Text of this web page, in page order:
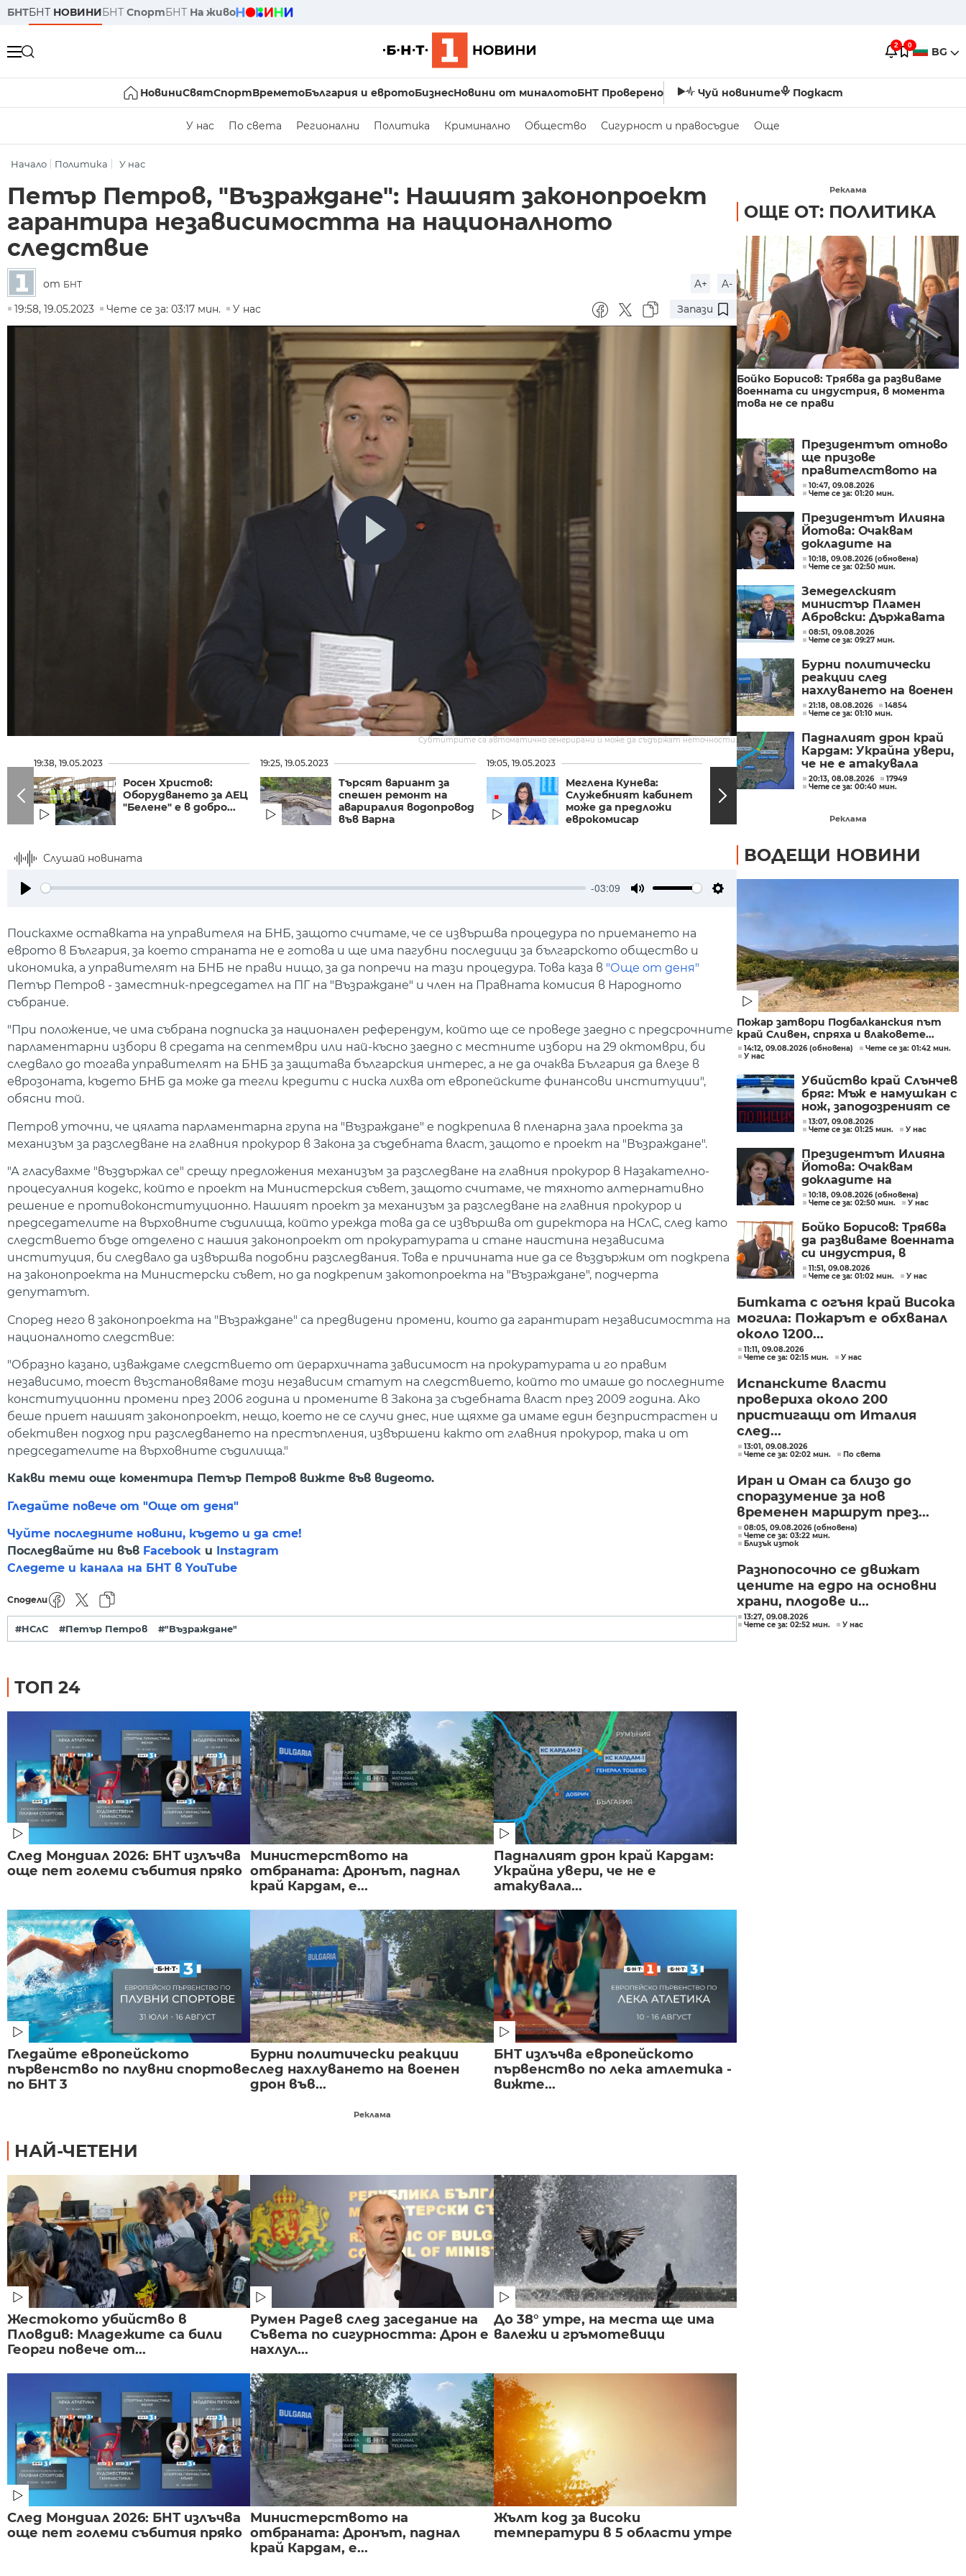
БНТБНТ НОВИНИБНТ СпортБНТ На живо
2 0 BG
НовиниСвятСпортВреметоБългария и евротоБизнесНовини от миналотоБНТ Проверено Чуй новините Подкаст
У нас По света Регионални Политика Криминално Общество Сигурност и правосъдие Още
Начало Политика У нас
Петър Петров, "Възраждане": Нашият законопроект
гарантира независимостта на националното
следствие
от БНТ A+
A-
19:58, 19.05.2023
Чете се за: 03:17 мин. У нас Запази
Субтитрите са автоматично генерирани и може да съдържат неточности.
19:38, 19.05.2023
Росен Христов:
Оборудването за АЕЦ
"Белене" е в добро...
19:25, 19.05.2023
Търсят вариант за
спешен ремонт на
авариралия водопровод
във Варна
19:05, 19.05.2023
Меглена Кунева:
Служебният кабинет
може да предложи
еврокомисар
18:37, 19.05.2023
Илияна Йотова: Дали
ще има правителство
които...
Слушай новината
-03:09
Поискахме оставката на управителя на БНБ, защото считаме, че се извършва процедура по приемането на
еврото в България, за което страната не е готова и ще има пагубни последици за българското общество и
икономика, а управителят на БНБ не прави нищо, за да попречи на тази процедура. Това каза в "Още от деня"
Петър Петров - заместник-председател на ПГ на "Възраждане" и член на Правната комисия в Народното
събрание.
"При положение, че има събрана подписка за национален референдум, който ще се проведе заедно с предсрочните
парламентарни избори в средата на септември или най-късно заедно с местните избори на 29 октомври, би
следвало до тогава управителят на БНБ за защитава българския интерес, а не да очаква България да влезе в
еврозоната, където БНБ да може да тегли кредити с ниска лихва от европейските финансови институции",
обясни той.
Петров уточни, че цялата парламентарна група на "Възраждане" е подкрепила в пленарна зала проекта за
механизъм за разследване на главния прокурор в Закона за съдебната власт, защото е проект на "Възраждане".
"А гласувахме "въздържал се" срещу предложения механизъм за разследване на главния прокурор в Назакателно-
процесуалния кодекс, който е проект на Министерския съвет, защото считаме, че тяхното алтернативно
решение е противоконституционно. Нашият проект за механизъм за разследване на главния прокурор и
председателите на върховните съдилища, който урежда това да се извършва от директора на НСлС, след като
следствието бъде отделено с нашия законопроект от прокуратурата и стане наистина независима
институция, би следвало да извършва подобни разследвания. Това е причината ние да се въздържим от подкрепа
на законопроекта на Министерски съвет, но да подкрепим закотопроекта на "Възраждане", подчерта
депутатът.
Според него в законопроекта на "Възраждане" са предвидени промени, които да гарантират независимостта на
националното следствие:
"Образно казано, изваждаме следствието от йерархичната зависимост на прокуратурата и го правим
независимо, тоест възстановяваме този независим статут на следствието, който то имаше до последните
конституционни промени през 2006 година и промените в Закона за съдебната власт през 2009 година. Ако
беше приет нашият законопроект, нещо, което не се случи днес, ние щяхме да имаме един безпристрастен и
обективен подход при разследването на престъпления, извършени както от главния прокурор, така и от
председателите на върховните съдилища."
Какви теми още коментира Петър Петров вижте във видеото.
Гледайте повече от "Още от деня"
Чуйте последните новини, където и да сте!
Последвайте ни във Facebook и Instagram
Следете и канала на БНТ в YouTube
Сподели
#НСлС #Петър Петров #"Възраждане"
ТОП 24
След Мондиал 2026: БНТ излъчва
още пет големи събития пряко
Министерството на
отбраната: Дронът, паднал
край Кардам, е...
Падналият дрон край Кардам:
Украйна увери, че не е
атакувала...
Гледайте европейското
първенство по плувни спортове
по БНТ 3
Бурни политически реакции
след нахлуването на военен
дрон във...
БНТ излъчва европейското
първенство по лека атлетика -
вижте...
Реклама
НАЙ-ЧЕТЕНИ
Жестокото убийство в
Пловдив: Младежите са били
Георги повече от...
Румен Радев след заседание на
Съвета по сигурността: Дрон е
нахлул...
До 38° утре, на места ще има
валежи и гръмотевици
След Мондиал 2026: БНТ излъчва
още пет големи събития пряко
Министерството на
отбраната: Дронът, паднал
край Кардам, е...
Жълт код за високи
температури в 5 области утре
Реклама
ОЩЕ ОТ: ПОЛИТИКА
Бойко Борисов: Трябва да развиваме
военната си индустрия, в момента
това не се прави
Президентът отново
ще призове
правителството на
Северна Македония да
съдейства за
Михайлова
10:47, 09.08.2026
Чете се за: 01:20 мин.
Президентът Илияна
Йотова: Очаквам
докладите на
службите какъв е
дронът и каква е била
10:18, 09.08.2026 (обновена)
Чете се за: 02:50 мин.
Земеделският
министър Пламен
Абровски: Държавата
трябва да засили
контрола върху вноса
08:51, 09.08.2026
Чете се за: 09:27 мин.
Бурни политически
реакции след
нахлуването на военен
дрон във въздушното
ни пространство
21:18, 08.08.2026
14854
Чете се за: 01:10 мин.
Падналият дрон край
Кардам: Украйна увери,
че не е атакувала
умишлено България и
обеща разследване
20:13, 08.08.2026
17949
Чете се за: 00:40 мин.
Реклама
ВОДЕЩИ НОВИНИ
Пожар затвори Подбалканския път
край Сливен, спряха и влаковете...
14:12, 09.08.2026 (обновена)
Чете се за: 01:42 мин.
У нас
Убийство край Слънчев
бряг: Мъж е намушкан с
нож, заподозреният се
опитал да избяга
13:07, 09.08.2026
Чете се за: 01:25 мин.
У нас
Президентът Илияна
Йотова: Очаквам
докладите на
службите какъв е
дронът и каква е била
неговата роля
10:18, 09.08.2026 (обновена)
Чете се за: 02:50 мин.
У нас
Бойко Борисов: Трябва
да развиваме военната
си индустрия, в
момента това не се
прави
11:51, 09.08.2026
Чете се за: 01:02 мин.
У нас
Битката с огъня край Висока
могила: Пожарът е обхванал
около 1200...
11:11, 09.08.2026
Чете се за: 02:15 мин.
У нас
Испанските власти
провериха около 200
пристигащи от Италия
след...
13:01, 09.08.2026
Чете се за: 02:02 мин.
По света
Иран и Оман са близо до
споразумение за нов
временен маршрут през...
08:05, 09.08.2026 (обновена)
Чете се за: 03:22 мин.
Близък изток
Разнопосочно се движат
цените на едро на основни
храни, плодове и...
13:27, 09.08.2026
Чете се за: 02:52 мин.
У нас